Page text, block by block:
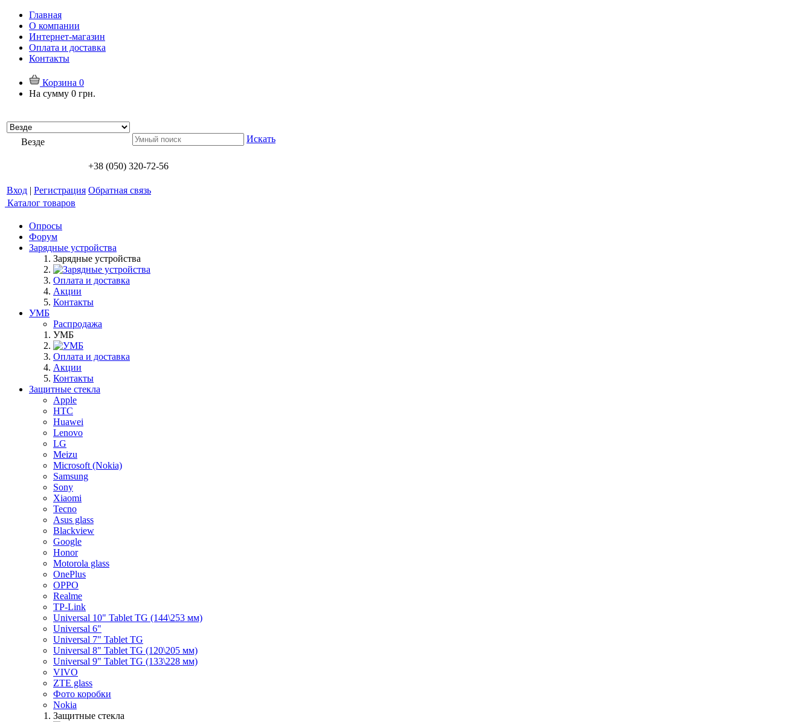
Главная
О компании
Интернет-магазин
Оплата и доставка
Контакты
Корзина 0
На сумму 0 грн.
Везде Искать
+38 (050) 320-72-56
Вход | Регистрация Обратная связь
Каталог товаров
Опросы
Форум
Зарядные устройства
Зарядные устройства
Оплата и доставка
Акции
Контакты
УМБ
Распродажа
УМБ
Оплата и доставка
Акции
Контакты
Защитные стекла
Apple
HTC
Huawei
Lenovo
LG
Meizu
Microsoft (Nokia)
Samsung
Sony
Xiaomi
Tecno
Asus glass
Blackview
Google
Honor
Motorola glass
OnePlus
OPPO
Realme
TP-Link
Universal 10" Tablet TG (144\253 мм)
Universal 6"
Universal 7" Tablet TG
Universal 8" Tablet TG (120\205 мм)
Universal 9" Tablet TG (133\228 мм)
VIVO
ZTE glass
Фото коробки
Nokia
Защитные стекла